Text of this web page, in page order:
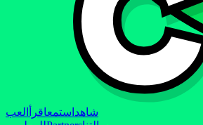
شاهد استمعاقرأ
العب